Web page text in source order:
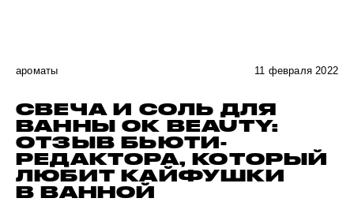
ароматы 11 февраля 2022
СВЕЧА И СОЛЬ ДЛЯ
ВАННЫ OK BEAUTY:
ОТЗЫВ БЬЮТИ-
РЕДАКТОРА, КОТОРЫЙ
ЛЮБИТ КАЙФУШКИ
В ВАННОЙ